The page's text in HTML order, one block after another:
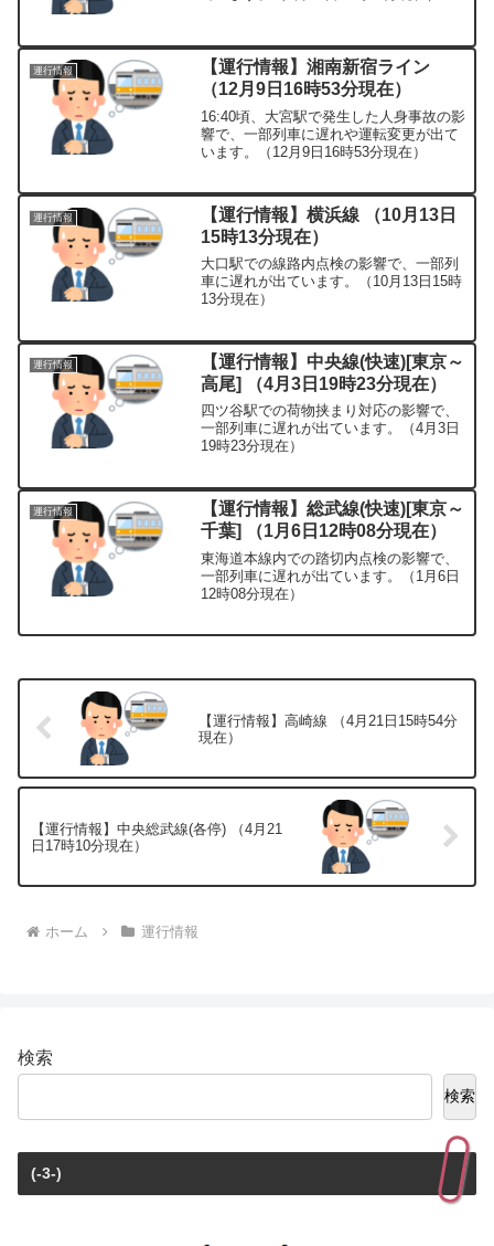
運行情報
【運行情報】湘南新宿ライン
（12月9日16時53分現在）
16:40頃、大宮駅で発生した人身事故の影
響で、一部列車に遅れや運転変更が出て
います。（12月9日16時53分現在）
運行情報
【運行情報】横浜線 （10月13日
15時13分現在）
大口駅での線路内点検の影響で、一部列
車に遅れが出ています。（10月13日15時
13分現在）
運行情報
【運行情報】中央線(快速)[東京～
高尾] （4月3日19時23分現在）
四ツ谷駅での荷物挟まり対応の影響で、
一部列車に遅れが出ています。（4月3日
19時23分現在）
運行情報
【運行情報】総武線(快速)[東京～
千葉] （1月6日12時08分現在）
東海道本線内での踏切内点検の影響で、
一部列車に遅れが出ています。（1月6日
12時08分現在）
【運行情報】高崎線 （4月21日15時54分
現在）
【運行情報】中央総武線(各停) （4月21
日17時10分現在）
ホーム 運行情報
検索
検索
(-3-)